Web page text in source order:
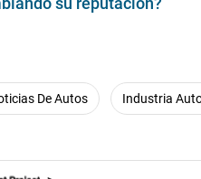
De Autos Industria